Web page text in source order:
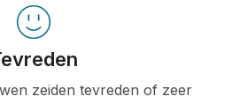
zeiden tevreden of zeer